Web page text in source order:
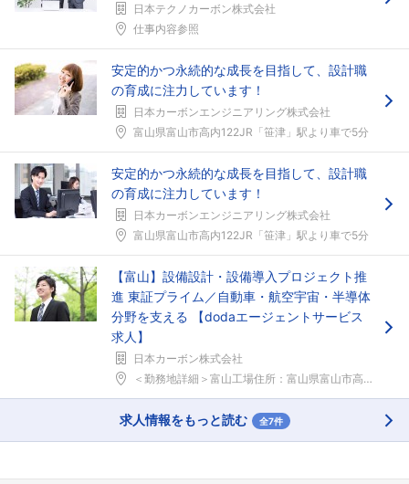
日本テクノカーボン株式会社
仕事内容参照
安定的かつ永続的な成長を目指して、設計職
の育成に注力しています！
日本カーボンエンジニアリング株式会社
富山県富山市高内122JR「笹津」駅より車で5分
安定的かつ永続的な成長を目指して、設計職
の育成に注力しています！
日本カーボンエンジニアリング株式会社
富山県富山市高内122JR「笹津」駅より車で5分
【富山】設備設計・設備導入プロジェクト推
進 東証プライム／自動車・航空宇宙・半導体
分野を支える 【dodaエージェントサービス
求人】
日本カーボン株式会社
＜勤務地詳細＞富山工場住所：富山県富山市高内27 ...
求人情報をもっと読む 全7件